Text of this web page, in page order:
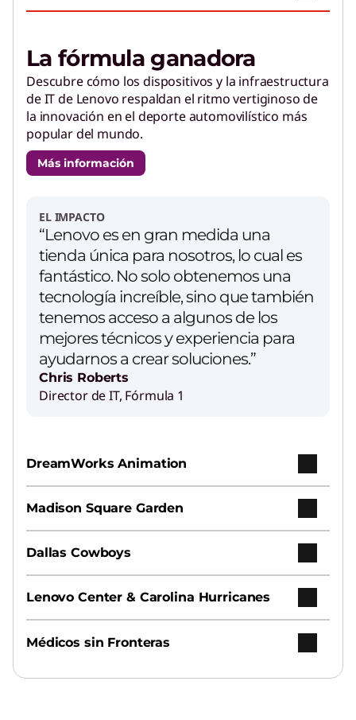
La fórmula ganadora
Descubre cómo los dispositivos y la infraestructura
de IT de Lenovo respaldan el ritmo vertiginoso de
la innovación en el deporte automovilístico más
popular del mundo.
Más información
EL IMPACTO
“Lenovo es en gran medida una
tienda única para nosotros, lo cual es
fantástico. No solo obtenemos una
tecnología increíble, sino que también
tenemos acceso a algunos de los
mejores técnicos y experiencia para
ayudarnos a crear soluciones.”
Chris Roberts
Director de IT, Fórmula 1
DreamWorks Animation
Madison Square Garden
Dallas Cowboys
Lenovo Center & Carolina Hurricanes
Médicos sin Fronteras